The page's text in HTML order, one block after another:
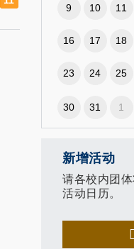
9 10 11
16 17 18
23 24 25
30 31 1
新增活动
请各校内团
活动日历。